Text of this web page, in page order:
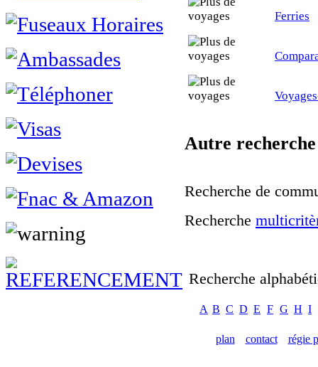
Ferries
Autre recherche
Recherche de
Recherche
Recherche
A B C D E F G H I
plan contact régie